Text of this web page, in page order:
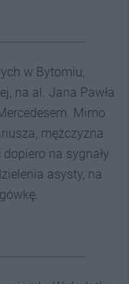
w Bytomiu,
na al. Jana Pawła
Mimo
mężczyzna
na sygnały
asysty, na